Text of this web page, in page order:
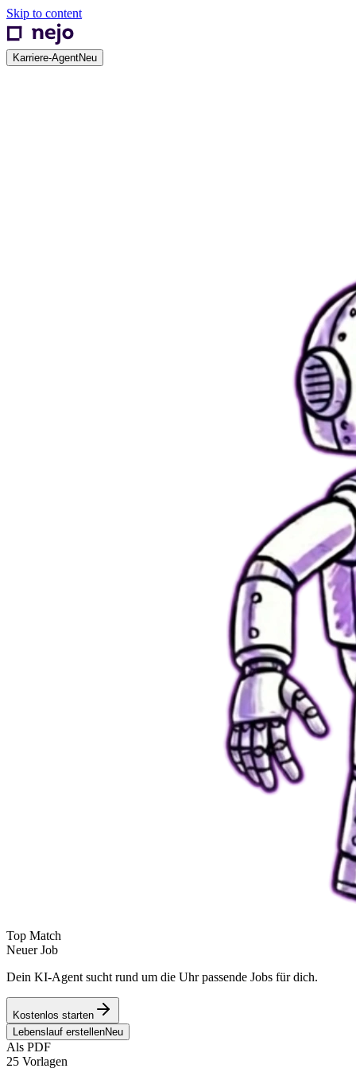
Skip to content
Karriere-AgentNeu
Top Match
Neuer Job
Dein KI-Agent sucht rund um die Uhr passende Jobs für dich.
Kostenlos starten
Lebenslauf erstellenNeu
Als PDF
25 Vorlagen